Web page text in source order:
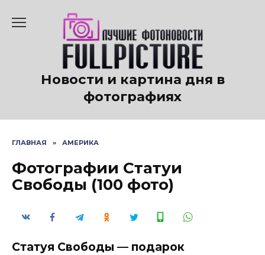
содержанию
Новости и картина дня в
фотографиях
ГЛАВНАЯ » АМЕРИКА
Фотографии Статуи
Свободы (100 фото)
Статуя Свободы — подарок